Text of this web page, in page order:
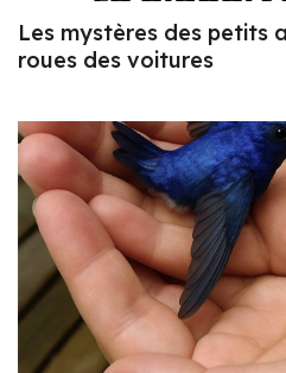
Les mystères des petits
roues des voitures